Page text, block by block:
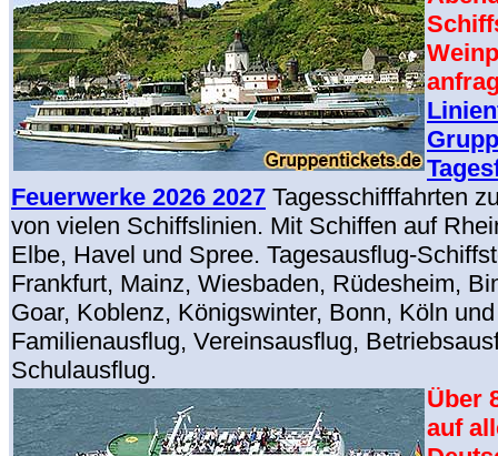
Feuerwerke 2026 2027 Tagesschifffahrten
von vielen Schiffslinien. Mit Schiffen auf
Elbe, Havel und Spree. Tagesausflug-
Frankfurt, Mainz, Wiesbaden, Rüdesheim,
Goar, Koblenz, Königswinter, Bonn, Köln
Familienausflug, Vereinsausflug,
Schulausflug.
Über
auf